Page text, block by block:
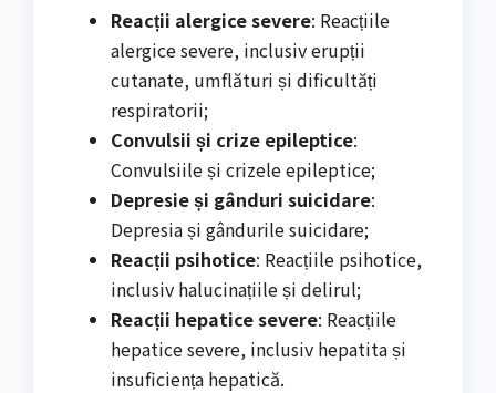
Reacții alergice severe: Reacțiile
alergice severe, inclusiv erupții
cutanate, umflături și dificultăți
respiratorii;
Convulsii și crize epileptice:
Convulsiile și crizele epileptice;
Depresie și gânduri suicidare:
Depresia și gândurile suicidare;
Reacții psihotice: Reacțiile psihotice,
inclusiv halucinațiile și delirul;
Reacții hepatice severe: Reacțiile
hepatice severe, inclusiv hepatita și
insuficiența hepatică.